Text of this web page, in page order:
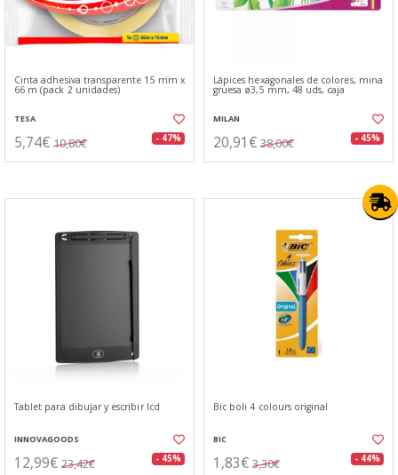
Cinta adhesiva transparente 15 mm x
66 m (pack 2 unidades)
TESA
5,74€ 10,80€ - 47%
Lápices hexagonales de colores, mina
gruesa ø3,5 mm, 48 uds, caja
MILAN
20,91€ 38,00€ - 45%
Tablet para dibujar y escribir lcd
INNOVAGOODS
12,99€ 23,42€ - 45%
Bic boli 4 colours original
BIC
1,83€ 3,30€ - 44%